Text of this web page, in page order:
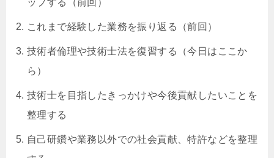
ップする（前回）
これまで経験した業務を振り返る（前回）
技術者倫理や技術士法を復習する（今日はここか
ら）
技術士を目指したきっかけや今後貢献したいことを
整理する
自己研鑽や業務以外での社会貢献、特許などを整理